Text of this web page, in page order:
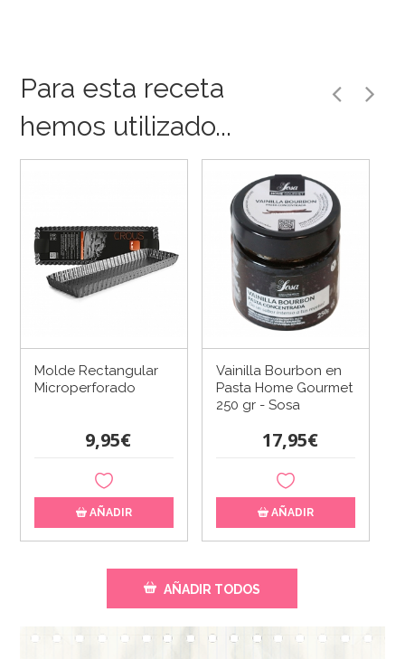
Para esta receta
hemos utilizado...
Molde Rectangular
Microperforado
9,95€
AÑADIR
Vainilla Bourbon en
Pasta Home Gourmet
250 gr - Sosa
17,95€
AÑADIR
AÑADIR TODOS